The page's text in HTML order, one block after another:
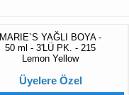
MARIE`S YAĞLI BOYA -
50 ml - 3'LÜ PK. - 215
Lemon Yellow
Üyelere Özel